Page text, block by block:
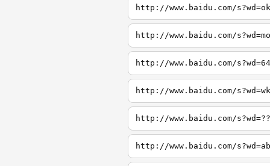
http://www.baidu.com/s?wd=ok
http://www.baidu.com/s?wd=mo
http://www.baidu.com/s?wd=64
http://www.baidu.com/s?wd=wk
http://www.baidu.com/s?wd=??
http://www.baidu.com/s?wd=ab